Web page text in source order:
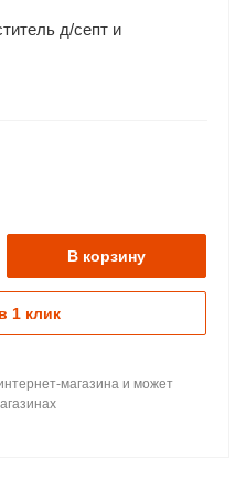
д/септ и
В корзину
1 клик
магазина и может